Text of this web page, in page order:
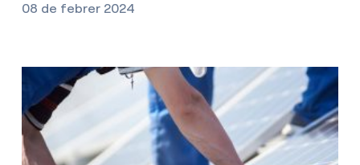
08 de febrer 2024